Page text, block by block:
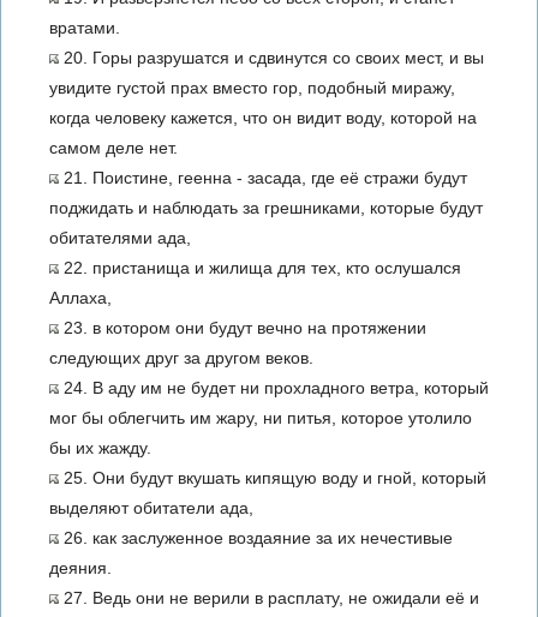
вратами.
20. Горы разрушатся и сдвинутся со своих мест, и вы
увидите густой прах вместо гор, подобный миражу,
когда человеку кажется, что он видит воду, которой на
самом деле нет.
21. Поистине, геенна - засада, где её стражи будут
поджидать и наблюдать за грешниками, которые будут
обитателями ада,
22. пристанища и жилища для тех, кто ослушался
Аллаха,
23. в котором они будут вечно на протяжении
следующих друг за другом веков.
24. В аду им не будет ни прохладного ветра, который
мог бы облегчить им жару, ни питья, которое утолило
бы их жажду.
25. Они будут вкушать кипящую воду и гной, который
выделяют обитатели ада,
26. как заслуженное воздаяние за их нечестивые
деяния.
27. Ведь они не верили в расплату, не ожидали её и